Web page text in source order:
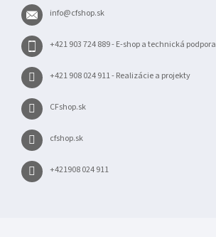
info@cfshop.sk
+421 903 724 889 - E-shop a technická podpora
+421 908 024 911 - Realizácie a projekty
CFshop.sk
cfshop.sk
+421908 024 911